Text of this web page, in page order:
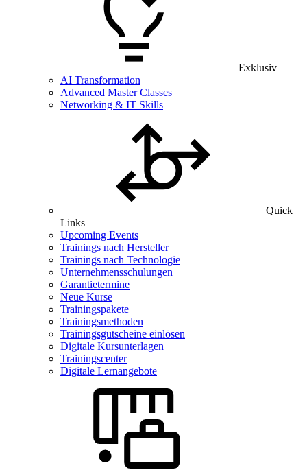
Exklusiv
AI Transformation
Advanced Master Classes
Networking & IT Skills
Quick
Links
Upcoming Events
Trainings nach Hersteller
Trainings nach Technologie
Unternehmensschulungen
Garantietermine
Neue Kurse
Trainingspakete
Trainingsmethoden
Trainingsgutscheine einlösen
Digitale Kursunterlagen
Trainingscenter
Digitale Lernangebote